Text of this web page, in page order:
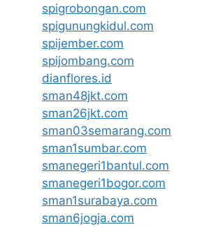
spigrobongan.com
spigunungkidul.com
spijember.com
spijombang.com
dianflores.id
sman48jkt.com
sman26jkt.com
sman03semarang.com
sman1sumbar.com
smanegeri1bantul.com
smanegeri1bogor.com
sman1surabaya.com
sman6jogja.com